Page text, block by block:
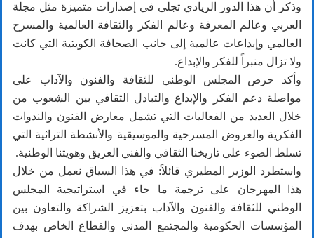
وذكر أن هذا الدور الريادي تجلى في إصدارات متميزة مثل مجلة
العربي وعالم المعرفة وعالم الفكر والثقافة العالمية والمسرح
العالمي وإبداعات عالمية إلى جانب الصحافة الكويتية التي كانت
ولا تزال منبراً للفكر والإبداع.
وأكد حرص المجلس الوطني للثقافة والفنون والآداب على
مواصلة دعم الفكر والإبداع والتبادل الثقافي بين الشعوب من
خلال العديد من الفعاليات التي تشمل معارض الفنون والندوات
الفكرية والعروض المسرحية والموسيقية والأنشطة التراثية التي
تسلط الضوء على تاريخنا الثقافي والفني العريق وهويتنا الوطنية.
واستطرد الوزير المطيري قائلاً: في هذا السياق نعمل من خلال
هذا المهرجان على ترجمة ما جاء في استراتيجية المجلس
الوطني للثقافة والفنون والآداب بتعزيز الشراكة والتعاون بين
المؤسسات الحكومية والمجتمع المدني والقطاع الخاص بهدف